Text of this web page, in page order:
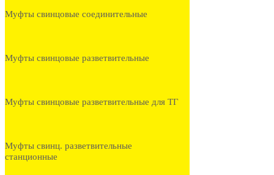
Муфты свинцовые соединительные
Муфты свинцовые разветвительные
Муфты свинцовые разветвительные для ТГ
Муфты свинц. разветвительные
станционные